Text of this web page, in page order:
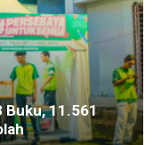
Buku, 11.561